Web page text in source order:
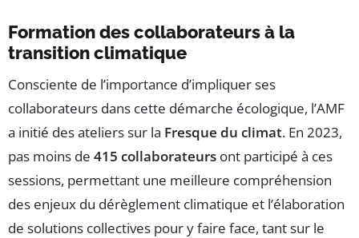
Formation des collaborateurs à la
transition climatique
Consciente de l’importance d’impliquer ses
collaborateurs dans cette démarche écologique, l’AMF
a initié des ateliers sur la Fresque du climat. En 2023,
pas moins de 415 collaborateurs ont participé à ces
sessions, permettant une meilleure compréhension
des enjeux du dérèglement climatique et l’élaboration
de solutions collectives pour y faire face, tant sur le